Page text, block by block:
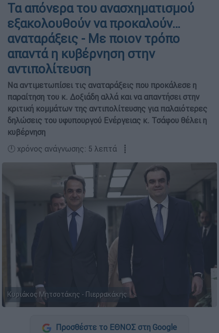
Τα απόνερα του ανασχηματισμού
εξακολουθούν να προκαλούν…
αναταράξεις - Με ποιον τρόπο
απαντά η κυβέρνηση στην
αντιπολίτευση
Να αντιμετωπίσει τις αναταράξεις που προκάλεσε η
παραίτηση του κ. Δοξιάδη αλλά και να απαντήσει στην
κριτική κομμάτων της αντιπολίτευσης για παλαιότερες
δηλώσεις του υφυπουργού Ενέργειας κ. Τσάφου θέλει η
κυβέρνηση
🕛 χρόνος ανάγνωσης: 5 λεπτά ┋
Κυριάκος Μητσοτάκης - Πιερρακάκης
Προσθέστε το ΕΘΝΟΣ στη Google